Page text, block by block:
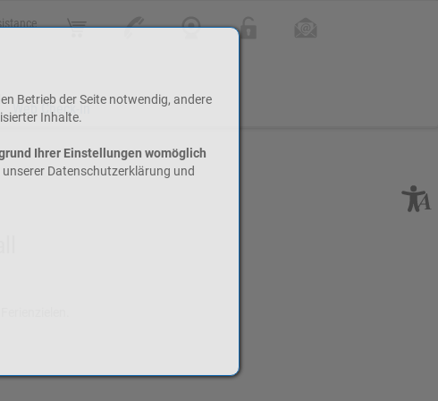
Online ShopKontakt Webcam Login
Web Check-In
Betrieb der Seite notwendig, andere
Inhalte.
Ihrer Einstellungen womöglich
Datenschutzerklärung und